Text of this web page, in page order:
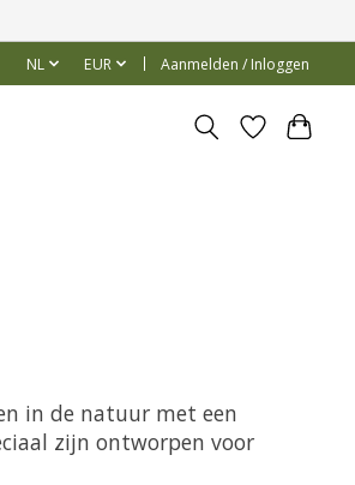
NL EUR Aanmelden / Inloggen
in de natuur met een
zijn ontworpen voor